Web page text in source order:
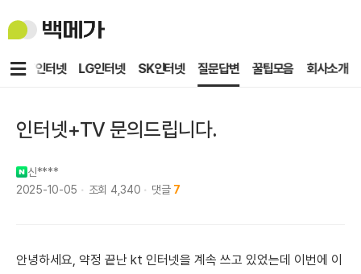
백
메
KT인터넷 LG인터넷 SK인터넷 질문답변 꿀팁모음 회사소개
메
인터넷+TV 문의드립니다.
신****
2025-10-05
조회 4,340 댓글 7
안녕하세요, 약정 끝난 kt 인터넷을 계속 쓰고 있었는데 이번에 이